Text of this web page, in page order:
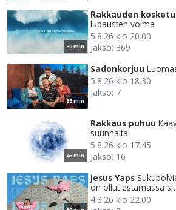
30 min
Rakkauden
lupausten voima
5.8.26 klo 20.00
Jakso: 369
85 min
Sadonkorjuu
5.8.26 klo 18.30
Jakso: 7
45 min
Rakkaus puhuu
suunnalta
5.8.26 klo 17.45
Jakso: 16
Jesus Yaps
on ollut estämässä
4.8.26 klo 22.00